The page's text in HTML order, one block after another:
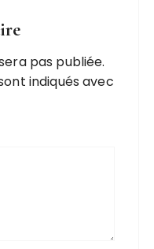
pas publiée.
indiqués avec